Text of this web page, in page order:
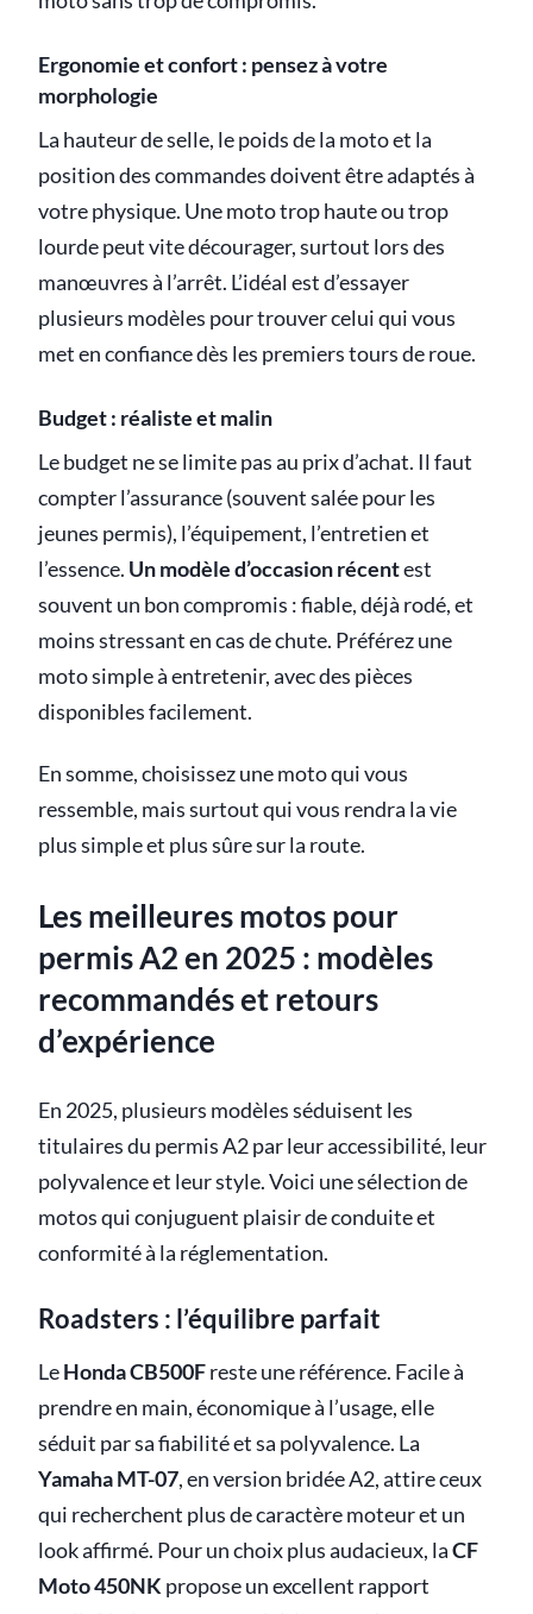
Ergonomie et confort : pensez à votre
morphologie
La hauteur de selle, le poids de la moto et la
position des commandes doivent être adaptés à
votre physique. Une moto trop haute ou trop
lourde peut vite décourager, surtout lors des
manœuvres à l’arrêt. L’idéal est d’essayer
plusieurs modèles pour trouver celui qui vous
met en confiance dès les premiers tours de roue.
Budget : réaliste et malin
Le budget ne se limite pas au prix d’achat. Il faut
compter l’assurance (souvent salée pour les
jeunes permis), l’équipement, l’entretien et
l’essence. Un modèle d’occasion récentest
souvent un bon compromis : fiable, déjà rodé, et
moins stressant en cas de chute. Préférez une
moto simple à entretenir, avec des pièces
disponibles facilement.
En somme, choisissez une moto qui vous
ressemble, mais surtout qui vous rendra la vie
plus simple et plus sûre sur la route.
Les meilleures motos pour
permis A2 en 2025 : modèles
recommandés et retours
d’expérience
En 2025, plusieurs modèles séduisent les
titulaires du permis A2 par leur accessibilité, leur
polyvalence et leur style. Voici une sélection de
motos qui conjuguent plaisir de conduite et
conformité à la réglementation.
Roadsters : l’équilibre parfait
LeHonda CB500Freste une référence. Facile à
prendre en main, économique à l’usage, elle
séduit par sa fiabilité et sa polyvalence. La
Yamaha MT-07, en version bridée A2, attire ceux
qui recherchent plus de caractère moteur et un
look affirmé. Pour un choix plus audacieux, laCF
Moto 450NK propose un excellent rapport